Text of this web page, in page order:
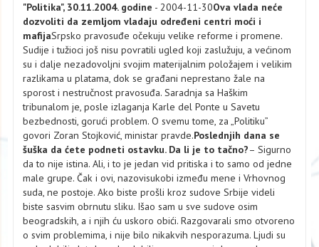
"Politika", 30.11.2004. godine - 2004-11-30Оva vlada neće
dozvoliti da zemljom vladaju određeni centri moći i
mafijaSrpsko pravosuđe očekuju velike reforme i promene.
Sudije i tužioci još nisu povratili ugled koji zaslužuju, a većinom
su i dalje nezadovoljni svojim materijalnim položajem i velikim
razlikama u platama, dok se građani neprestano žale na
sporost i nestručnost pravosuđa. Saradnja sa Haškim
tribunalom je, posle izlaganja Karle del Ponte u Savetu
bezbednosti, gorući problem. O svemu tome, za „Politiku”
govori Zoran Stojković, ministar pravde.Poslednjih dana se
šuška da ćete podneti ostavku. Da li je to tačno?– Sigurno
da to nije istina. Ali, i to je jedan vid pritiska i to samo od jedne
male grupe. Čak i ovi, nazovisukobi između mene i Vrhovnog
suda, ne postoje. Ako biste prošli kroz sudove Srbije videli
biste sasvim obrnutu sliku. Išao sam u sve sudove osim
beogradskih, a i njih ću uskoro obići. Razgovarali smo otvoreno
o svim problemima, i nije bilo nikakvih nesporazuma. Ljudi su